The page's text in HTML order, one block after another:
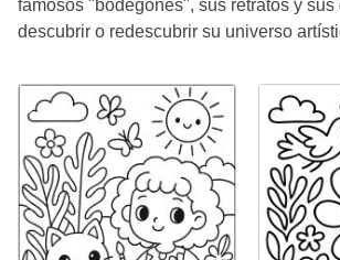
famosos "bodegones", sus retratos y sus
descubrir o redescubrir su universo